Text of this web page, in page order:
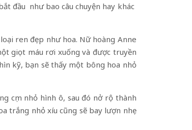
đầu như bao câu chuyện hay khác
ren đẹp như hoa. Nữ hoàng Anne
giọt máu rơi xuống và được truyền
kỹ, bạn sẽ thấy một bông hoa nhỏ
cụm nhỏ hình ô, sau đó nở rộ thành
trắng nhỏ xíu cũng sẽ bay lượn nhẹ